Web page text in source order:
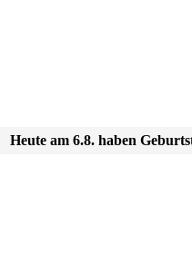
Heute am 6.8. haben